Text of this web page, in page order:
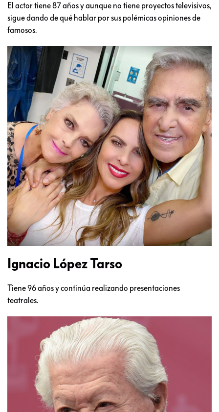
El actor tiene 87 años y aunque no tiene proyectos televisivos,
sigue dando de qué hablar por sus polémicas opiniones de
famosos.
Ignacio López Tarso
Tiene 96 años y continúa realizando presentaciones
teatrales.